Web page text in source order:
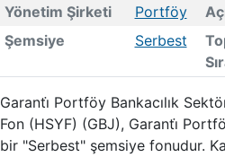
Yönetim Şirketi
Portföy
Şemsiye
Serbest
Garanti̇ Portföy Bankacılık
Fon (HSYF) (GBJ), Garanti̇
bir "Serbest" şemsiye fonudur.